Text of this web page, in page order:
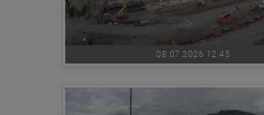
08.07.2026 12:45